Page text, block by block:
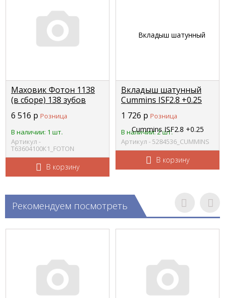
Маховик Фотон 1138
(в сборе) 138 зубов
FOTON Т63604100К1
6 516 р Розница
В наличии: 1 шт.
Артикул -
Т63604100К1_FOTON
В корзину
Вкладыш шатунный
Cummins ISF2.8 +0.25
ремонт (8шт. к-т на
двс) 5340182/5340181(
5261124) CUMMINS
5284536
1 726 р Розница
В наличии: 2 шт.
Артикул - 5284536_CUMMINS
В корзину
Рекомендуем посмотреть